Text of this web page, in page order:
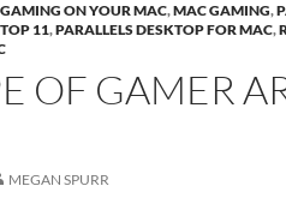
GAMING ON YOUR MAC,MAC GAMING,
11,PARALLELS DESKTOP FOR MAC,
OF GAMER
MEGAN SPURR